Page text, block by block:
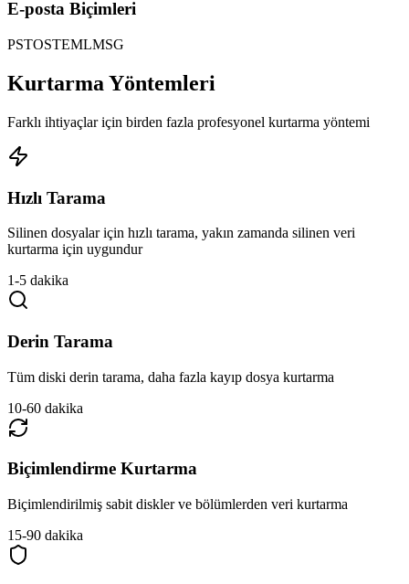
E-posta Biçimleri
PSTOSTEMLMSG
Kurtarma Yöntemleri
Farklı ihtiyaçlar için birden fazla profesyonel kurtarma yöntemi
Hızlı Tarama
Silinen dosyalar için hızlı tarama, yakın zamanda silinen veri
kurtarma için uygundur
1-5 dakika
Derin Tarama
Tüm diski derin tarama, daha fazla kayıp dosya kurtarma
10-60 dakika
Biçimlendirme Kurtarma
Biçimlendirilmiş sabit diskler ve bölümlerden veri kurtarma
15-90 dakika